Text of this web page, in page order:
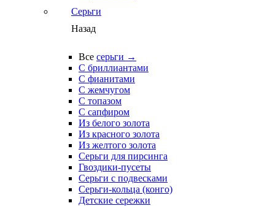
Серьги
Назад
Все серьги →
С бриллиантами
С фианитами
С жемчугом
С топазом
С сапфиром
Из белого золота
Из красного золота
Из желтого золота
Серьги для пирсинга
Гвоздики-пусеты
Серьги с подвесками
Серьги-кольца (конго)
Детские сережки